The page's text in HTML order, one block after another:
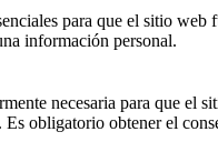
para que el sitio
información personal.
necesaria para que el
obligatorio obtener el